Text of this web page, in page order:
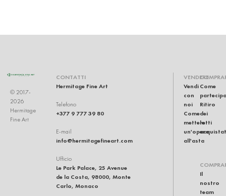
© 2017-
2026
Hermitage
Fine Art
CONTATTI
Hermitage Fine Art
Telefono
+377 9 777 39 80
E-mail
info@hermitagefineart.com
Ufficio
Le Park Palace, 25 Avenue
de la Costa, 98000, Monte
Carlo, Monaco
VENDERE
Vendi
con
noi
Come
mettere
un'opera
all'asta
Come
Ritiro
dei
lotti
Il
nostro
team